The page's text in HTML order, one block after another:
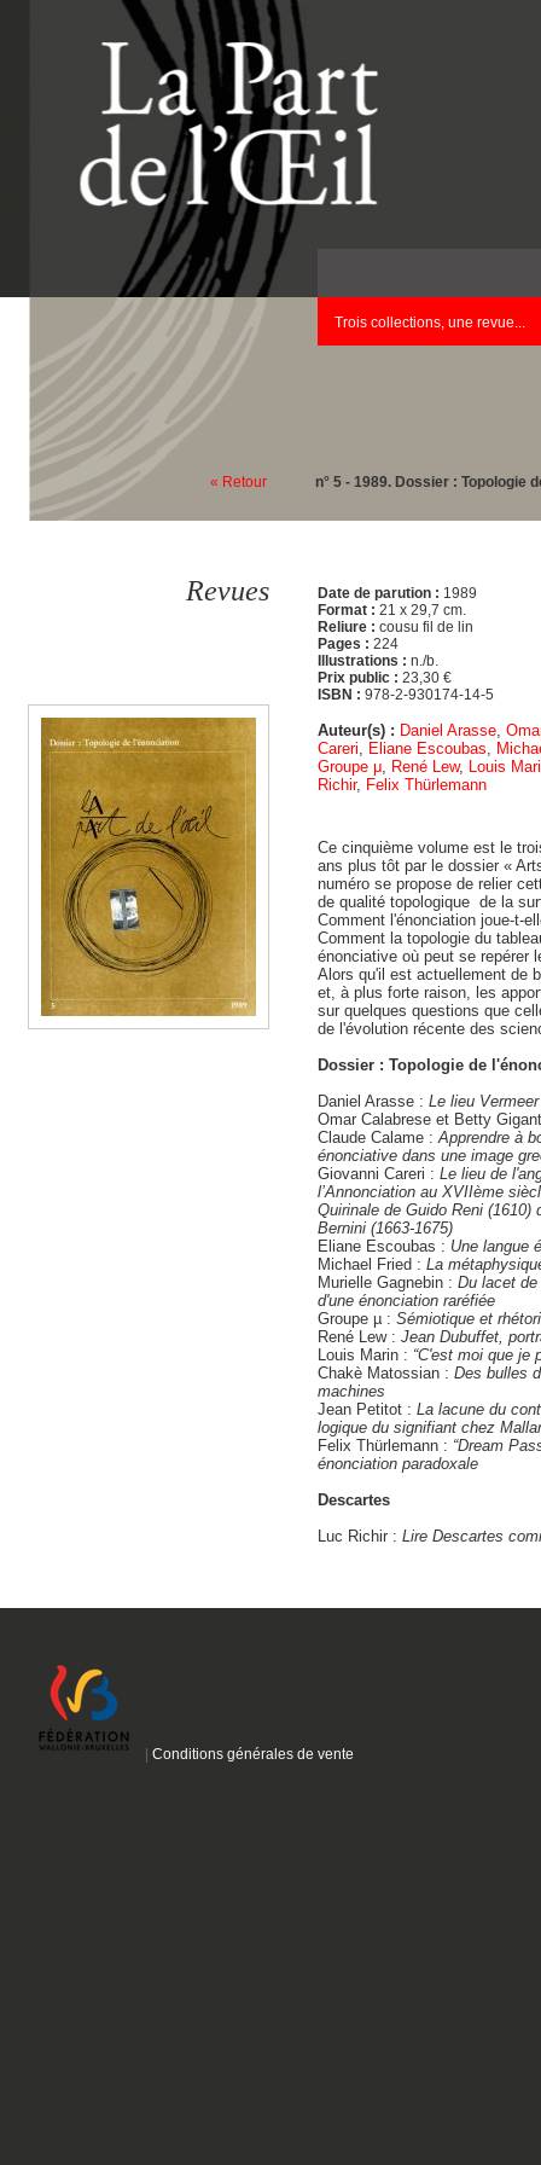
Trois collections, une revue...
« Retour n° 5 - 1989. Dossier : Topologie
Revues Date de parution : 1989
Format : 21 x 29,7 cm.
Reliure : cousu fil de lin
Pages : 224
Illustrations : n./b.
Prix public : 23,30 €
ISBN : 978-2-930174-14-5
Auteur(s) : Daniel Arasse,
Careri, Eliane Escoubas,
Groupe μ, René Lew, Louis
Richir, Felix Thürlemann
Ce cinquième volume est le
ans plus tôt par le dossier «
numéro se propose de relier
de qualité topologique de la
Comment l'énonciation joue-t-
Comment la topologie du
énonciative où peut se repérer
Alors qu'il est actuellement de
et, à plus forte raison, les
sur quelques questions que
de l'évolution récente des
Dossier : Topologie de
Daniel Arasse : Le lieu Vermeer
Omar Calabrese et Betty
Claude Calame :Apprendre à
énonciative dans une image
Giovanni Careri : Le lieu de
l’Annonciation au XVIIème
Quirinale de Guido Reni (1610)
Bernini (1663-1675)
Eliane Escoubas : Une langue
Michael Fried : La
Murielle Gagnebin : Du lacet
d'une énonciation raréfiée
Groupe µ : Sémiotique et
René Lew : Jean Dubuffet,
Louis Marin : “C'est moi que je
Chakè Matossian : Des bulles
machines
Jean Petitot : La lacune du
logique du signifiant chez
Felix Thürlemann : “Dream
énonciation paradoxale
Descartes
Luc Richir : Lire Descartes
Conditions générales de vente